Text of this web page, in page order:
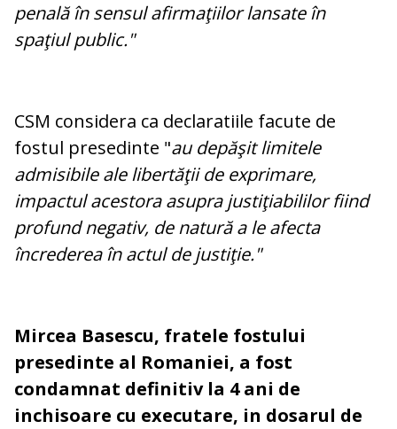
penală în sensul afirmaţiilor lansate în
spaţiul public."
CSM considera ca declaratiile facute de
fostul presedinte "au depăşit limitele
admisibile ale libertăţii de exprimare,
impactul acestora asupra justiţiabililor fiind
profund negativ, de natură a le afecta
încrederea în actul de justiţie."
Mircea Basescu, fratele fostului
presedinte al Romaniei, a fost
condamnat definitiv la 4 ani de
inchisoare cu executare, in dosarul de